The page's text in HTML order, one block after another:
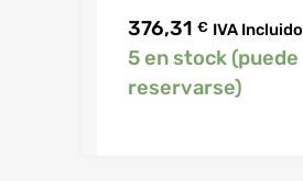
376,31 € IVA Incluido
5 en stock (puede
reservarse)